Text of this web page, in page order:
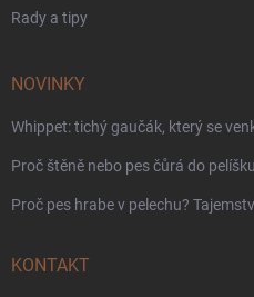
Rady a tipy
NOVINKY
Whippet: tichý gaučák, který se
Proč štěně nebo pes čůrá do
Proč pes hrabe v pelechu?
KONTAKT